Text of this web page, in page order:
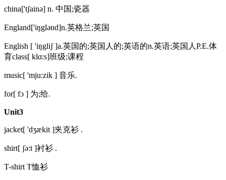
china['tʃainə] n. 中国;瓷器
England['iŋglənd]n.英格兰;英国
English [ 'iŋgliʃ ]a.英国的;英国人的;英语的n.英语;英国人P.E.体
育class[ klɑ:s]班级;课程
music[ 'mju:zik ] 音乐.
for[ fɔ ] 为;给.
Unit3
jacket[ 'dʒækit ]夹克衫 .
shirt[ ʃə:t ]衬衫 .
T-shirt T恤衫